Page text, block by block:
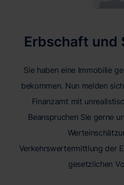
Erbschaft und
Sie haben eine Immobilie
bekommen. Nun melden
Finanzamt mit
Beanspruchen Sie gerne
Verkehrswertermittlung der
gesetzlichen